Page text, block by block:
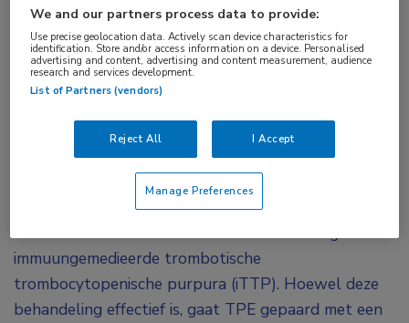
De fase III-studie MAYARI laat zien dat
caplacizumab in combinatie met
immuunsuppressieve therapie, zonder eerstelijns
therapeutische plasmaferese, veilig en effectief
is bij meer dan 90% van de volwassen patiënten
met acute immuungemedieerde trombotische
trombocytopenische purpura.
Traditioneel is therapeutische plasmaferese (TPE)
een essentieel onderdeel van de behandeling van
immuungemedieerde trombotische
trombocytopenische purpura (iTTP). Hoewel deze
behandeling effectief is, gaat TPE gepaard met een
We and our partners process data to provide:
Use precise geolocation data. Actively scan device characteristics for
identification. Store and/or access information on a device. Personalised
advertising and content, advertising and content measurement, audience
research and services development.
List of Partners (vendors)
Reject All I Accept
Manage Preferences